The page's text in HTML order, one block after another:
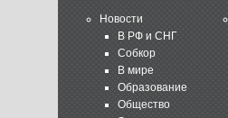
Новости
В РФ и СНГ
Собкор
В мире
Образование
Общество